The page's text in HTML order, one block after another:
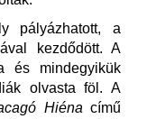
pályázhatott, a
kezdődött. A
és mindegyikük
olvasta föl. A
Hiéna című